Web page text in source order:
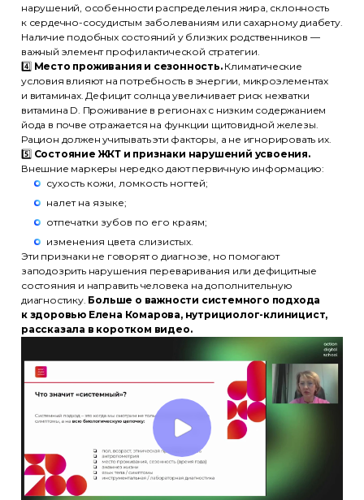
нарушений, особенности распределения жира, склонность
к сердечно-сосудистым заболеваниям или сахарному диабету.
Наличие подобных состояний у близких родственников —
важный элемент профилактической стратегии.
4️⃣ Место проживания и сезонность.Климатические
условия влияют на потребность в энергии, микроэлементах
и витаминах. Дефицит солнца увеличивает риск нехватки
витамина D. Проживание в регионах с низким содержанием
йода в почве отражается на функции щитовидной железы.
Рацион должен учитывать эти факторы, а не игнорировать их.
5️⃣ Состояние ЖКТ и признаки нарушений усвоения.
Внешние маркеры нередко дают первичную информацию:
сухость кожи, ломкость ногтей;
налет на языке;
отпечатки зубов по его краям;
изменения цвета слизистых.
Эти признаки не говорят о диагнозе, но помогают
заподозрить нарушения переваривания или дефицитные
состояния и направить человека на дополнительную
диагностику. Больше о важности системного подхода
к здоровью Елена Комарова, нутрициолог-клиницист,
рассказала в коротком видео.